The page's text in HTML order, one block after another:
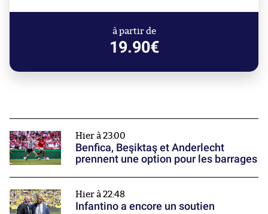
à partir de
19.90€
Hier à 23:00
Benfica, Beşiktaş et Anderlecht
prennent une option pour les barrages
Hier à 22:48
Infantino a encore un soutien